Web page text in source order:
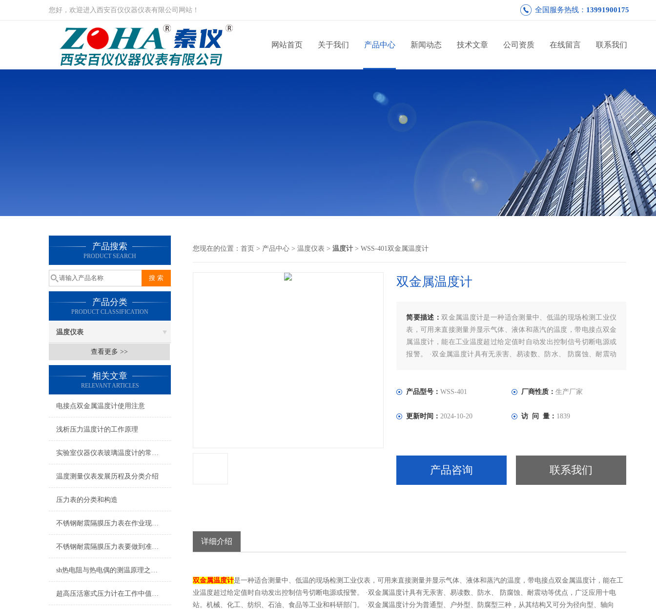
您好，欢迎进入西安百仪仪器仪表有限公司网站！ 全国服务热线： 13991900175
网站首页 关于我们 产品中心 新闻动态 技术文章 公司资质 在线留言 联系我们
产品搜索
PRODUCT SEARCH
产品分类
PRODUCT CLASSIFICATION
温度仪表
查看更多 >>
相关文章
RELEVANT ARTICLES
电接点双金属温度计使用注意
浅析压力温度计的工作原理
实验室仪器仪表玻璃温度计的常见种类
温度测量仪表发展历程及分类介绍
压力表的分类和构造
不锈钢耐震隔膜压力表在作业现场的温度情况有哪些要注意的点
不锈钢耐震隔膜压力表要做到准确的测量压力，要知道正确的安装顺序
sh热电阻与热电偶的测温原理之间的不同
超高压活塞式压力计在工作中值得注意的一些提示情况
您现在的位置： 首页 > 产品中心 > 温度仪表 > 温度计 > WSS-401双金属温度计
双金属温度计
简要描述：双金属温度计是一种适合测量中、低温的现场检测工业仪
表，可用来直接测量并显示气体、液体和蒸汽的温度，带电接点双金
属温度计，能在工业温度超过给定值时自动发出控制信号切断电源或
报警。 ·双金属温度计具有无汞害、易读数、防水、 防腐蚀、耐震动
产品型号：WSS-401 厂商性质： 生产厂家
更新时间：2024-10-20 访 问 量： 1839
产品咨询 联系我们
详细介绍
双金属温度计是一种适合测量中、低温的现场检测工业仪表，可用来直接测量并显示气体、液体和蒸汽的温度，带电接点双金属温度计，能在工
业温度超过给定值时自动发出控制信号切断电源或报警。 ·双金属温度计具有无汞害、易读数、防水、 防腐蚀、耐震动等优点，广泛应用十电
站。机械、化工、纺织、石油、食品等工业和科研部门。 ·双金属温度计分为普通型、户外型、防腐型三种，从其结构又可分为径向型、轴向